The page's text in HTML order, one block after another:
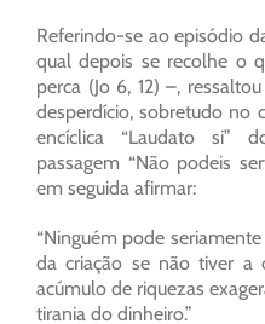
Referindo-se ao episódio
qual depois se recolhe o
perca (Jo 6, 12) –,
desperdício, sobretudo no
encíclica “Laudato si”
passagem “Não podeis
em seguida afirmar:
“Ninguém pode
da criação se não tiver a
acúmulo de riquezas
tirania do dinheiro.”